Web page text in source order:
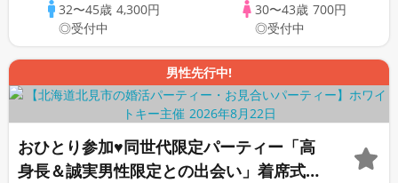
32〜45歳 4,300円
◎受付中
30〜43歳 700円
◎受付中
男性先行中!
おひとり参加♥同世代限定パーティー「高
身長＆誠実男性限定との出会い」着席式全